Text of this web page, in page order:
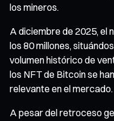
los mineros.
A diciembre de 2025, el
los 80 millones,
volumen histórico de
los NFT de Bitcoin se
relevante en el mercado.
A pesar del retroceso